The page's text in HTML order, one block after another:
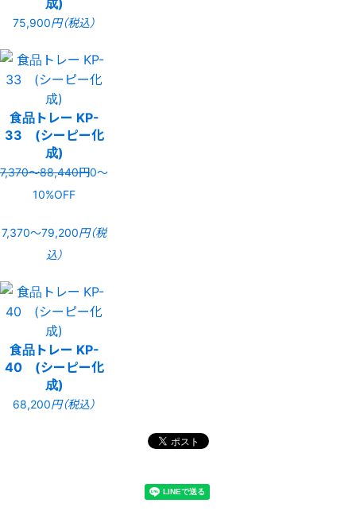
75,900円（税込）
食品トレー KP-
33 (シーピー化
成)
7,370〜88,440円0〜
10%OFF
7,370〜79,200円（税
込）
食品トレー KP-
40 (シーピー化
成)
68,200円（税込）